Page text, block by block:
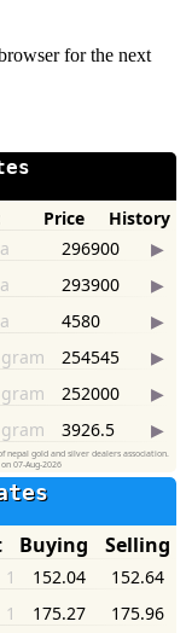
for the next